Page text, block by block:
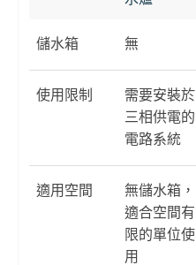
儲水箱 無
使用限制
需要安裝於
三相供電的
電路系統
適用空間
無儲水箱，
適合空間有
限的單位使
用